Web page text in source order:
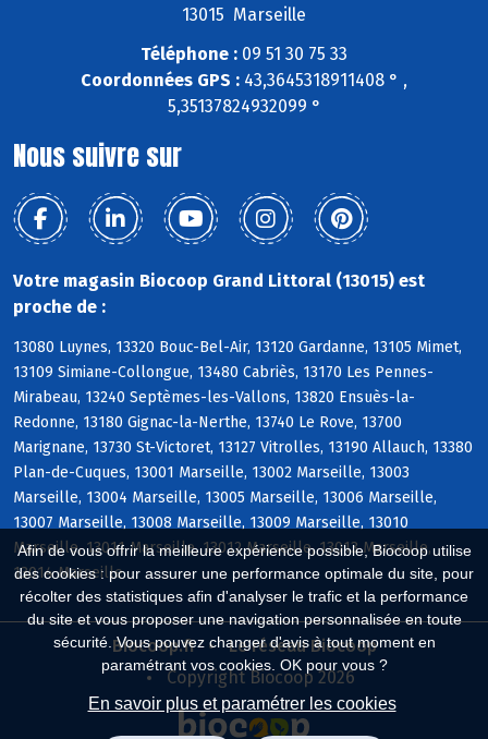
Afin de vous offrir la meilleure expérience possible, Biocoop utilise
des cookies : pour assurer une performance optimale du site, pour
récolter des statistiques afin d'analyser le trafic et la performance
du site et vous proposer une navigation personnalisée en toute
sécurité. Vous pouvez changer d'avis à tout moment en
paramétrant vos cookies. OK pour vous ?
En savoir plus et paramétrer les cookies
13015 Marseille
Téléphone : 09 51 30 75 33
Coordonnées GPS : 43,3645318911408 ° ,
5,35137824932099 °
Nous suivre sur
Votre magasin Biocoop Grand Littoral (13015) est
proche de :
13080 Luynes, 13320 Bouc-Bel-Air, 13120 Gardanne, 13105 Mimet,
13109 Simiane-Collongue, 13480 Cabriès, 13170 Les Pennes-
Mirabeau, 13240 Septèmes-les-Vallons, 13820 Ensuès-la-
Redonne, 13180 Gignac-la-Nerthe, 13740 Le Rove, 13700
Marignane, 13730 St-Victoret, 13127 Vitrolles, 13190 Allauch, 13380
Plan-de-Cuques, 13001 Marseille, 13002 Marseille, 13003
Marseille, 13004 Marseille, 13005 Marseille, 13006 Marseille,
13007 Marseille, 13008 Marseille, 13009 Marseille, 13010
Marseille, 13011 Marseille, 13012 Marseille, 13013 Marseille,
13014 Marseille
Biocoop.fr
Le réseau Biocoop
Copyright Biocoop 2026